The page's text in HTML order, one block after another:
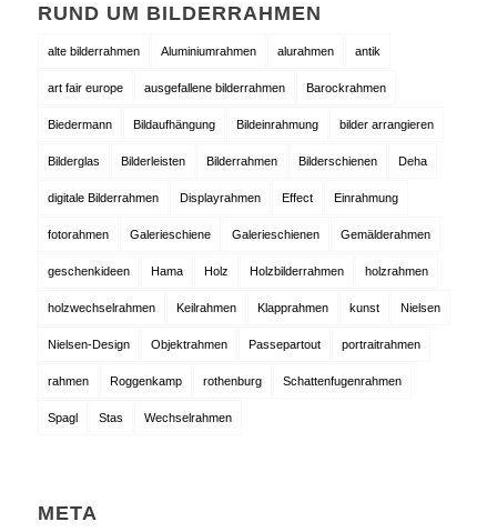
RUND UM BILDERRAHMEN
alte bilderrahmen Aluminiumrahmen alurahmen antik
art fair europe ausgefallene bilderrahmen Barockrahmen
Biedermann Bildaufhängung Bildeinrahmung bilder arrangieren
Bilderglas Bilderleisten Bilderrahmen Bilderschienen Deha
digitale Bilderrahmen Displayrahmen Effect Einrahmung
fotorahmen Galerieschiene Galerieschienen Gemälderahmen
geschenkideen Hama Holz Holzbilderrahmen holzrahmen
holzwechselrahmen Keilrahmen Klapprahmen kunst Nielsen
Nielsen-Design Objektrahmen Passepartout portraitrahmen
rahmen Roggenkamp rothenburg Schattenfugenrahmen
Spagl Stas Wechselrahmen
META